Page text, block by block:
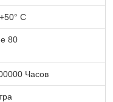
С
80
Часов